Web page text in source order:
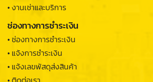
• งานเช่าและบริการ
ช่องทางการชำระเงิน
• ช่องทางการชำระเงิน
• แจ้งการชำระเงิน
• แจ้งเลขพัสดุส่งสินค้า